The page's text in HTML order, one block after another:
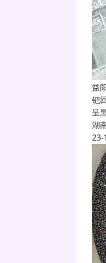
益
钯
呈
湖
23-